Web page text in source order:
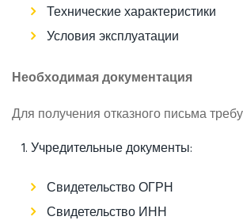
Технические характеристики
Условия эксплуатации
Необходимая документация
Для получения отказного письма
Учредительные документы:
Свидетельство ОГРН
Свидетельство ИНН